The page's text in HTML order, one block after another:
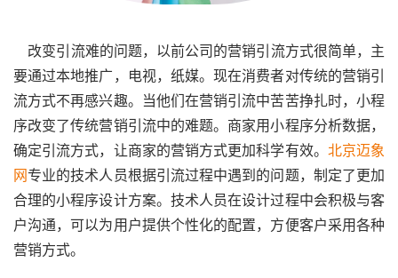
改变引流难的问题，以前公司的营销引流方式很简单，主
要通过本地推广，电视，纸媒。现在消费者对传统的营销引
流方式不再感兴趣。当他们在营销引流中苦苦挣扎时，小程
序改变了传统营销引流中的难题。商家用小程序分析数据，
确定引流方式，让商家的营销方式更加科学有效。 北京迈象
网 专业的技术人员根据引流过程中遇到的问题，制定了更加
合理的小程序设计方案。技术人员在设计过程中会积极与客
户沟通，可以为用户提供个性化的配置，方便客户采用各种
营销方式。